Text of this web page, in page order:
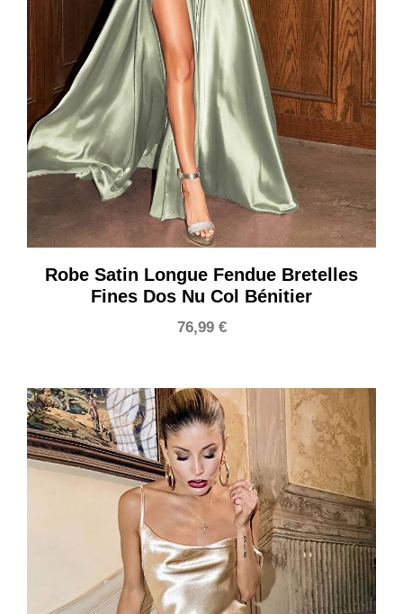
Robe Satin Longue Fendue Bretelles
Fines Dos Nu Col Bénitier
76,99 €